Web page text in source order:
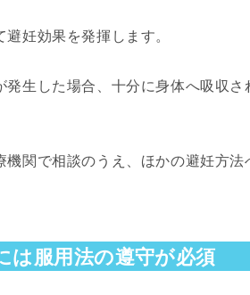
妊効果を発揮します。
生した場合、十分に身体へ吸収
関で相談のうえ、ほかの避妊方
は服用法の遵守が必須